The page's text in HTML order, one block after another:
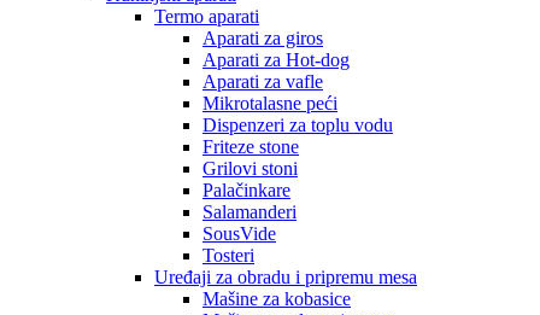
Termo aparati
Aparati za giros
Aparati za Hot-dog
Aparati za vafle
Mikrotalasne peći
Dispenzeri za toplu vodu
Friteze stone
Grilovi stoni
Palačinkare
Salamanderi
SousVide
Tosteri
Uređaji za obradu i pripremu mesa
Mašine za kobasice